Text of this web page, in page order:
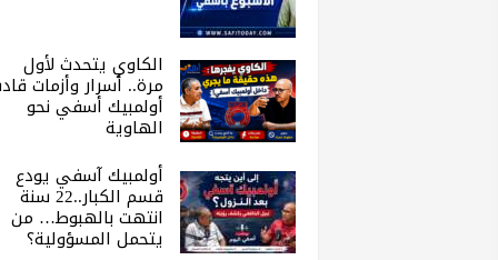
الكاوي يتحدث لأول
مرة.. أسرار وأزمات
أولمبيك أسفي نحو
الهاوية
أولمبيك آسفي يودع
قسم الكبار..22 سنة
انتهت بالهبوط… من
يتحمل المسؤولية؟